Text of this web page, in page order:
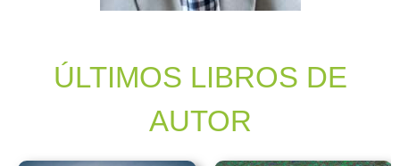
ÚLTIMOS LIBROS DE
AUTOR